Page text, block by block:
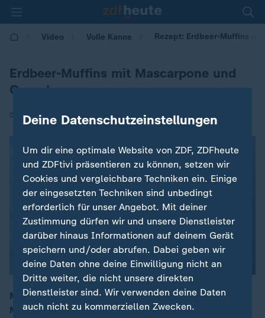
Video Volle Kanne Rezept: Erdbeer-Muffins
Erdbeer-Muffins mit Mascarpone und
Granola
05.06.2026 | 09:05
Es ist ein Fehler aufgetreten. Versuche
es später noch einmal. Errorcode:1
Mario Kotaska macht saftige Erdbeer-Muffins mit
Mascarpone-Creme und knusprigem Granola. Schritt
Deine Datenschutzeinstellungen
Um dir eine optimale Website von ZDF, ZDFheute
und ZDFtivi präsentieren zu können, setzen wir
Cookies und vergleichbare Techniken ein. Einige
der eingesetzten Techniken sind unbedingt
erforderlich für unser Angebot. Mit deiner
Zustimmung dürfen wir und unsere Dienstleister
darüber hinaus Informationen auf deinem Gerät
speichern und/oder abrufen. Dabei geben wir
deine Daten ohne deine Einwilligung nicht an
Dritte weiter, die nicht unsere direkten
Dienstleister sind. Wir verwenden deine Daten
auch nicht zu kommerziellen Zwecken.